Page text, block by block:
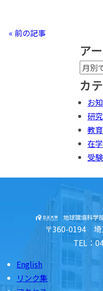
« 前の記事
ア
カ
お
研
教
在
受
〒360-0194 埼
TEL：
English
リンク集